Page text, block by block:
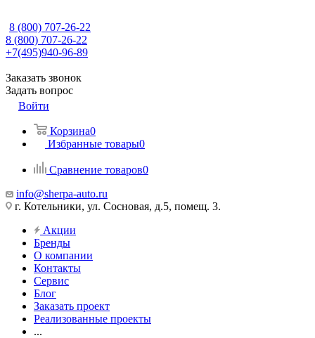
8 (800) 707-26-22
8 (800) 707-26-22
+7(495)940-96-89
Заказать звонок
Задать вопрос
Войти
Корзина0
Избранные товары0
Сравнение товаров0
info@sherpa-auto.ru
г. Котельники, ул. Сосновая, д.5, помещ. 3.
Акции
Бренды
О компании
Контакты
Сервис
Блог
Заказать проект
Реализованные проекты
...